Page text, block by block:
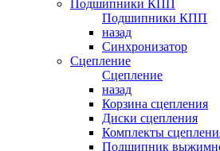
Подшипники КПП
Подшипники КПП
назад
Синхронизатор
Сцепление
Сцепление
назад
Корзина сцепления
Диски сцепления
Комплекты
Подшипник